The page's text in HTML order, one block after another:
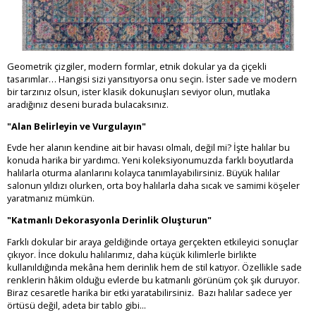
Geometrik çizgiler, modern formlar, etnik dokular ya da çiçekli
tasarımlar… Hangisi sizi yansıtıyorsa onu seçin. İster sade ve modern
bir tarzınız olsun, ister klasik dokunuşları seviyor olun, mutlaka
aradığınız deseni burada bulacaksınız.
"Alan Belirleyin ve Vurgulayın"
Evde her alanın kendine ait bir havası olmalı, değil mi? İşte halılar bu
konuda harika bir yardımcı. Yeni koleksiyonumuzda farklı boyutlarda
halılarla oturma alanlarını kolayca tanımlayabilirsiniz. Büyük halılar
salonun yıldızı olurken, orta boy halılarla daha sıcak ve samimi köşeler
yaratmanız mümkün.
"Katmanlı Dekorasyonla Derinlik Oluşturun"
Farklı dokular bir araya geldiğinde ortaya gerçekten etkileyici sonuçlar
çıkıyor. İnce dokulu halılarımız, daha küçük kilimlerle birlikte
kullanıldığında mekâna hem derinlik hem de stil katıyor. Özellikle sade
renklerin hâkim olduğu evlerde bu katmanlı görünüm çok şık duruyor.
Biraz cesaretle harika bir etki yaratabilirsiniz. Bazı halılar sadece yer
örtüsü değil, adeta bir tablo gibi...